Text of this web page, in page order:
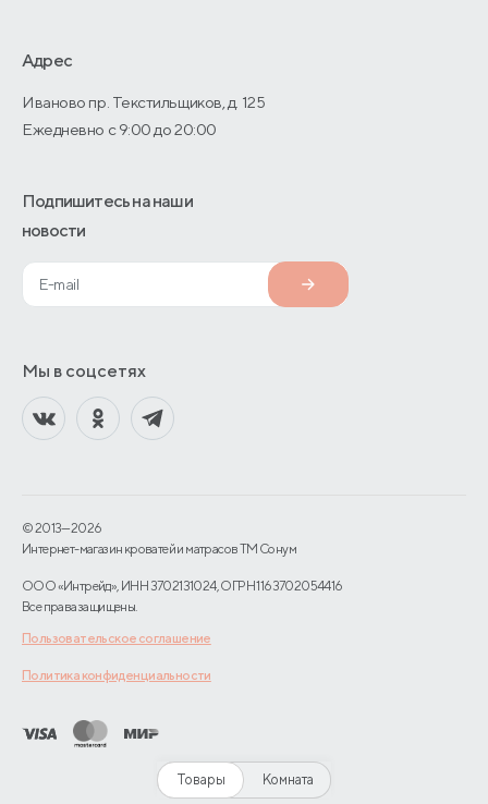
Товары Комната
О производстве
Адрес
Иваново пр. Текстильщиков, д. 125
Ежедневно с 9:00 до 20:00
Подпишитесь на наши
новости
Мы в соцсетях
© 2013—2026
Интернет-магазин кроватей и матрасов TM Сонум
ООО «Интрейд», ИНН 3702131024, ОГРН 1163702054416
Все права защищены.
Пользовательское соглашение
Политика конфиденциальности